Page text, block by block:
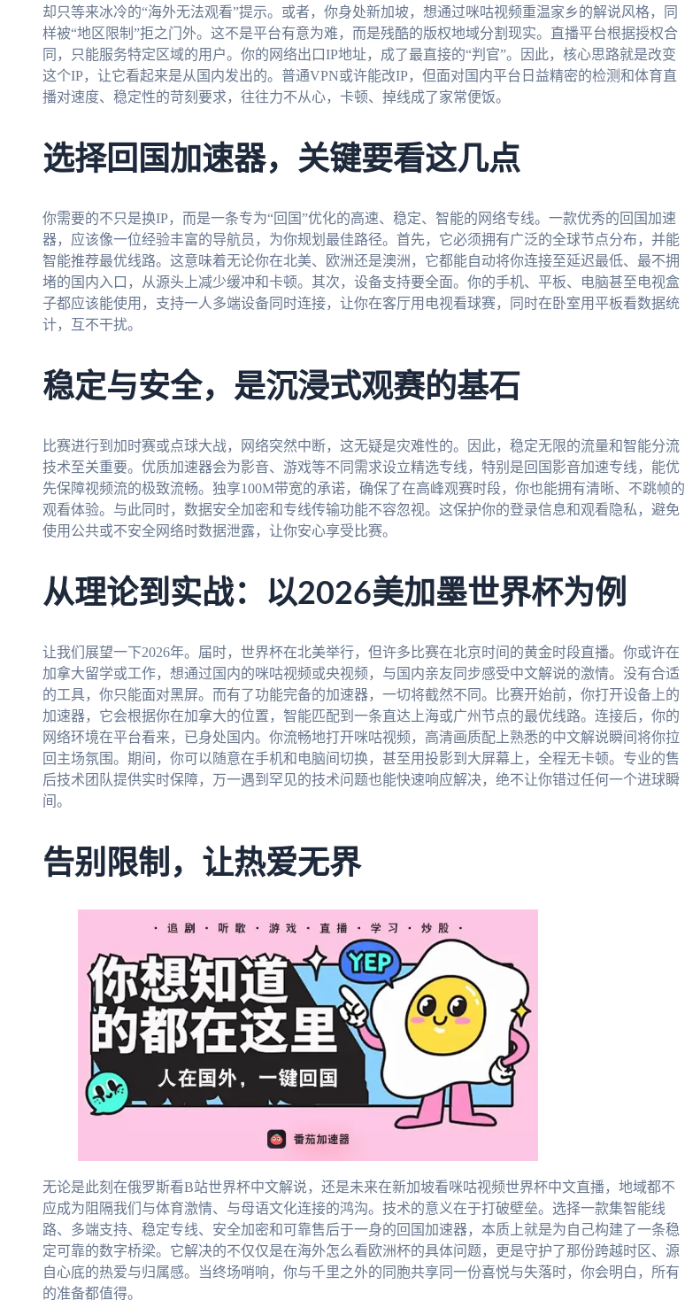
却只等来冰冷的“海外无法观看”提示。或者，你身处新加坡，想通过咪咕视频重温家乡的解说风格，同
样被“地区限制”拒之门外。这不是平台有意为难，而是残酷的版权地域分割现实。直播平台根据授权合
同，只能服务特定区域的用户。你的网络出口IP地址，成了最直接的“判官”。因此，核心思路就是改变
这个IP，让它看起来是从国内发出的。普通VPN或许能改IP，但面对国内平台日益精密的检测和体育直
播对速度、稳定性的苛刻要求，往往力不从心，卡顿、掉线成了家常便饭。
选择回国加速器，关键要看这几点
你需要的不只是换IP，而是一条专为“回国”优化的高速、稳定、智能的网络专线。一款优秀的回国加速
器，应该像一位经验丰富的导航员，为你规划最佳路径。首先，它必须拥有广泛的全球节点分布，并能
智能推荐最优线路。这意味着无论你在北美、欧洲还是澳洲，它都能自动将你连接至延迟最低、最不拥
堵的国内入口，从源头上减少缓冲和卡顿。其次，设备支持要全面。你的手机、平板、电脑甚至电视盒
子都应该能使用，支持一人多端设备同时连接，让你在客厅用电视看球赛，同时在卧室用平板看数据统
计，互不干扰。
稳定与安全，是沉浸式观赛的基石
比赛进行到加时赛或点球大战，网络突然中断，这无疑是灾难性的。因此，稳定无限的流量和智能分流
技术至关重要。优质加速器会为影音、游戏等不同需求设立精选专线，特别是回国影音加速专线，能优
先保障视频流的极致流畅。独享100M带宽的承诺，确保了在高峰观赛时段，你也能拥有清晰、不跳帧的
观看体验。与此同时，数据安全加密和专线传输功能不容忽视。这保护你的登录信息和观看隐私，避免
使用公共或不安全网络时数据泄露，让你安心享受比赛。
从理论到实战：以2026美加墨世界杯为例
让我们展望一下2026年。届时，世界杯在北美举行，但许多比赛在北京时间的黄金时段直播。你或许在
加拿大留学或工作，想通过国内的咪咕视频或央视频，与国内亲友同步感受中文解说的激情。没有合适
的工具，你只能面对黑屏。而有了功能完备的加速器，一切将截然不同。比赛开始前，你打开设备上的
加速器，它会根据你在加拿大的位置，智能匹配到一条直达上海或广州节点的最优线路。连接后，你的
网络环境在平台看来，已身处国内。你流畅地打开咪咕视频，高清画质配上熟悉的中文解说瞬间将你拉
回主场氛围。期间，你可以随意在手机和电脑间切换，甚至用投影到大屏幕上，全程无卡顿。专业的售
后技术团队提供实时保障，万一遇到罕见的技术问题也能快速响应解决，绝不让你错过任何一个进球瞬
间。
告别限制，让热爱无界
无论是此刻在俄罗斯看B站世界杯中文解说，还是未来在新加坡看咪咕视频世界杯中文直播，地域都不
应成为阻隔我们与体育激情、与母语文化连接的鸿沟。技术的意义在于打破壁垒。选择一款集智能线
路、多端支持、稳定专线、安全加密和可靠售后于一身的回国加速器，本质上就是为自己构建了一条稳
定可靠的数字桥梁。它解决的不仅仅是在海外怎么看欧洲杯的具体问题，更是守护了那份跨越时区、源
自心底的热爱与归属感。当终场哨响，你与千里之外的同胞共享同一份喜悦与失落时，你会明白，所有
的准备都值得。